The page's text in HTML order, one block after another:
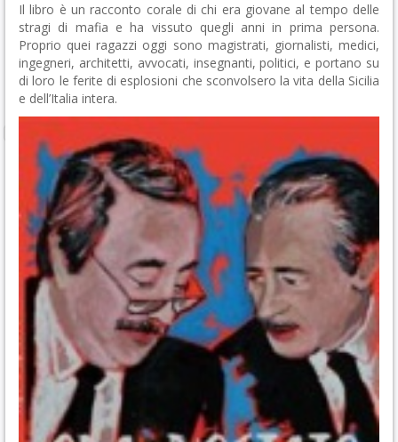
Il libro è un racconto corale di chi era giovane al tempo delle
stragi di mafia e ha vissuto quegli anni in prima persona.
Proprio quei ragazzi oggi sono magistrati, giornalisti, medici,
ingegneri, architetti, avvocati, insegnanti, politici, e portano su
di loro le ferite di esplosioni che sconvolsero la vita della Sicilia
e dell’Italia intera.